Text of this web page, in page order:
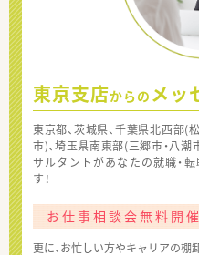
東京支店からの メッ
東京都、茨城県、千葉県北西部(
市)、埼玉県南東部(三郷市・八
サルタントがあなたの就職・
す！
お仕事相談会無料開催
更に、お忙しい方やキャリアの棚